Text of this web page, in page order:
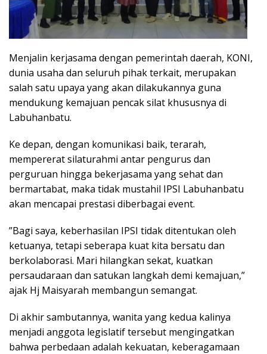
Menjalin kerjasama dengan pemerintah daerah, KONI,
dunia usaha dan seluruh pihak terkait, merupakan
salah satu upaya yang akan dilakukannya guna
mendukung kemajuan pencak silat khususnya di
Labuhanbatu.
‎Ke depan, dengan komunikasi baik, terarah,
mempererat silaturahmi antar pengurus dan
perguruan hingga bekerjasama yang sehat dan
bermartabat, maka tidak mustahil IPSI Labuhanbatu
akan mencapai prestasi diberbagai event.
‎”Bagi saya, keberhasilan IPSI tidak ditentukan oleh
ketuanya, tetapi seberapa kuat kita bersatu dan
berkolaborasi. Mari hilangkan sekat, kuatkan
persaudaraan dan satukan langkah demi kemajuan,”
ajak Hj Maisyarah membangun semangat.
‎Di akhir sambutannya, wanita yang kedua kalinya
menjadi anggota legislatif tersebut mengingatkan
bahwa perbedaan adalah kekuatan, keberagamaan